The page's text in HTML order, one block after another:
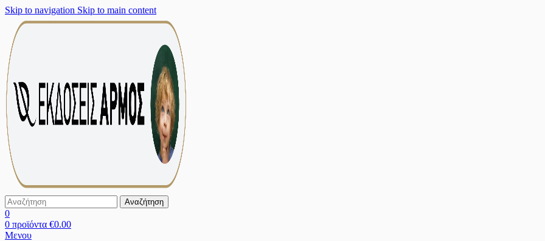
Skip to navigation Skip to main content
Αναζήτηση
0
0 προϊόντα €0.00
Μενου